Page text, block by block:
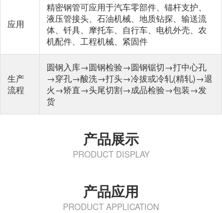
应用
精密钢管可应用于汽车零部件、锚杆支护、
液压管接头、石油机械、地质钻探、输送流
体、钎具、摩托车、自行车、电机外壳、农
机配件、工程机械、紧固件
生产
流程
圆钢入库→圆钢检验→圆钢锯切→打中心孔
→穿孔→酸洗→打头→冷拔或冷轧(精轧)→退
火→矫直→头尾切割→成品检验→包装→发
货
产品展示
PRODUCT DISPLAY
产品应用
PRODUCT APPLICATION